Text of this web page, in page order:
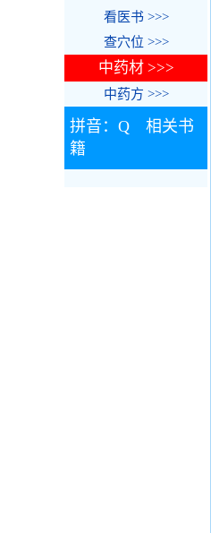
看医书 >>>
查穴位 >>>
中药材 >>>
中药方 >>>
拼音：Q 相关书
籍